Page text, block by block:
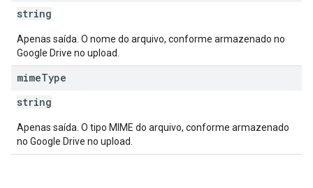
string
Apenas saída. O nome do arquivo, conforme armazenado no
Google Drive no upload.
mimeType
string
Apenas saída. O tipo MIME do arquivo, conforme armazenado
no Google Drive no upload.